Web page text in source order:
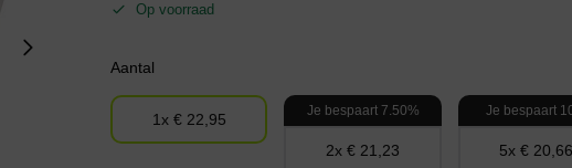
Op voorraad
Aantal
1x € 22,95 Je bespaart 7.50%
2x € 21,23
Je bespaart
5x € 20,66